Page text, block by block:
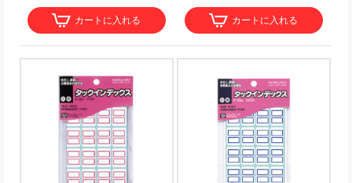
カートに入れる カートに入れる